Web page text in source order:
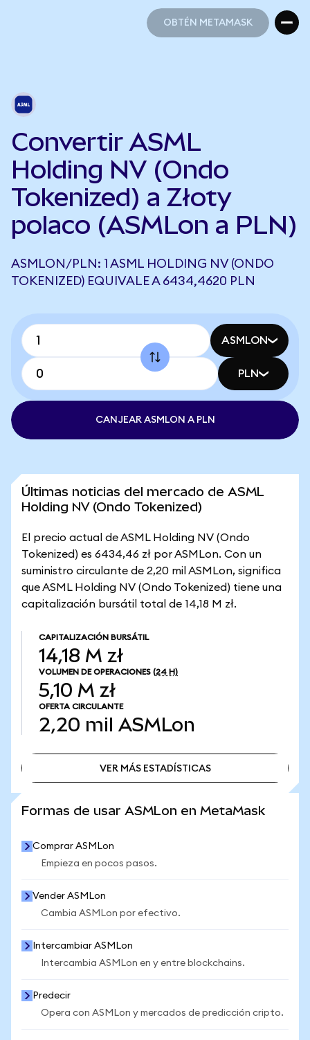
OBTÉN METAMASK
Convertir ASML
Holding NV (Ondo
Tokenized) a Złoty
polaco (ASMLon a PLN)
ASMLON/PLN: 1 ASML HOLDING NV (ONDO
TOKENIZED) EQUIVALE A 6434,4620 PLN
ASMLON
PLN
CANJEAR ASMLON A PLN
Últimas noticias del mercado de ASML
Holding NV (Ondo Tokenized)
El precio actual de ASML Holding NV (Ondo
Tokenized) es 6434,46 zł por ASMLon. Con un
suministro circulante de 2,20 mil ASMLon, significa
que ASML Holding NV (Ondo Tokenized) tiene una
capitalización bursátil total de 14,18 M zł.
CAPITALIZACIÓN BURSÁTIL
14,18 M zł
VOLUMEN DE OPERACIONES (24 H)
5,10 M zł
OFERTA CIRCULANTE
2,20 mil ASMLon
VER MÁS ESTADÍSTICAS
Formas de usar ASMLon en MetaMask
Comprar ASMLon
Empieza en pocos pasos.
Vender ASMLon
Cambia ASMLon por efectivo.
Intercambiar ASMLon
Intercambia ASMLon en y entre blockchains.
Predecir
Opera con ASMLon y mercados de predicción cripto.